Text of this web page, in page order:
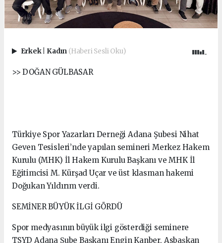
Erkek Kadın (Haberi Sesli Oku)
>> DOĞAN GÜLBASAR
Türkiye Spor Yazarları Derneği Adana Şubesi Nihat
Geven Tesisleri’nde yapılan semineri Merkez Hakem
Kurulu (MHK) İl Hakem Kurulu Başkanı ve MHK İl
Eğitimcisi M. Kürşad Uçar ve üst klasman hakemi
Doğukan Yıldırım verdi.
SEMİNER BÜYÜK İLGİ GÖRDÜ
Spor medyasının büyük ilgi gösterdiği seminere
TSYD Adana Şube Başkanı Engin Kanber, Asbaşkan